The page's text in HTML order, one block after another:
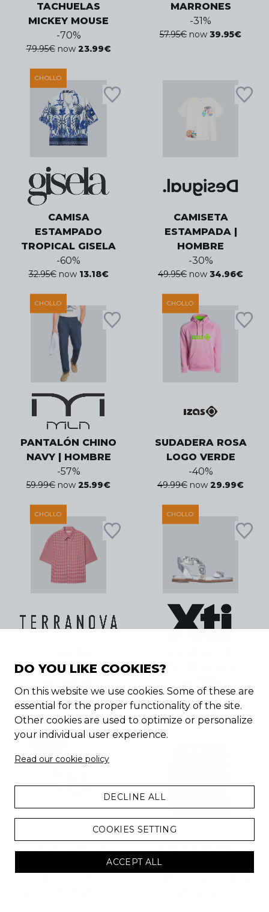
TACHUELAS
MICKEY MOUSE
-70%
79.95€ now 23.99€
MARRONES
-31%
57.95€ now 39.95€
CHOLLO
CAMISA
ESTAMPADO
TROPICAL GISELA
-60%
32.95€ now 13.18€
CAMISETA
ESTAMPADA |
HOMBRE
-30%
49.95€ now 34.96€
CHOLLO
PANTALÓN CHINO
NAVY | HOMBRE
-57%
59.99€ now 25.99€
CHOLLO
SUDADERA ROSA
LOGO VERDE
-40%
49.99€ now 29.99€
CHOLLO
ESTAMPADA |
-57%
22.99€ now 9.99€
CHOLLO
PLATEADAS |
-50%
99.95€ now 49.95€
CHOLLO
DO YOU LIKE COOKIES?
On this website we use cookies. Some of these are
essential for the proper functionality of the site.
Other cookies are used to optimize or personalize
your individual user experience.
Read our cookie policy
DECLINE ALL
COOKIES SETTING
ACCEPT ALL